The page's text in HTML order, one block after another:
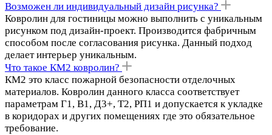
Возможен ли индивидуальный дизайн рисунка?
Ковролин для гостиницы можно выполнить с уникальным
рисунком под дизайн-проект. Производится фабричным
способом после согласования рисунка. Данный подход
делает интерьер уникальным.
Что такое КМ2 ковролин?
КМ2 это класс пожарной безопасности отделочных
материалов. Ковролин данного класса соответствует
параметрам Г1, В1, Д3+, Т2, РП1 и допускается к укладке
в коридорах и других помещениях где это обязательное
требование.